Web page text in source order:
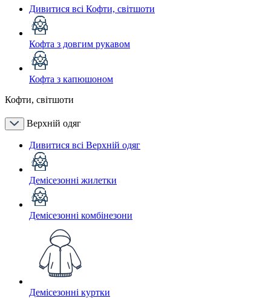
Дивитися всі Кофти, світшоти
Кофта з довгим рукавом
Кофта з капюшоном
Кофти, світшоти
Верхній одяг
Дивитися всі Верхній одяг
Демісезонні жилетки
Демісезонні комбінезони
Демісезонні куртки